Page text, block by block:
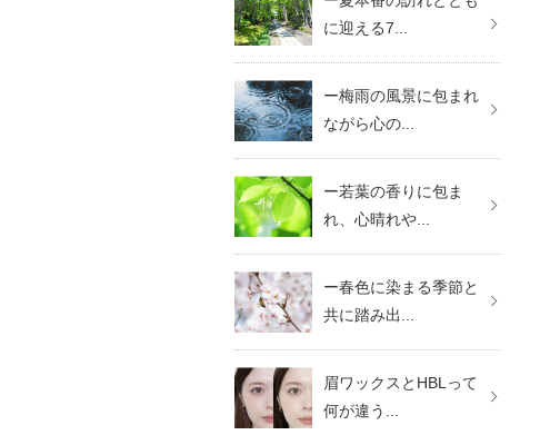
に迎える7...
ー梅雨の風景に包まれ
ながら心の...
ー若葉の香りに包ま
れ、心晴れや...
ー春色に染まる季節と
共に踏み出...
眉ワックスとHBLって
何が違う...